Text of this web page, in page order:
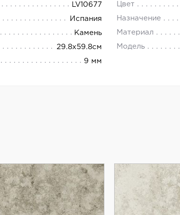
LV10677 Цвет
Испания Назначение
Камень Материал
29.8x59.8см Модель
9 мм
Артикул — LV10677.
Добавить комментарий